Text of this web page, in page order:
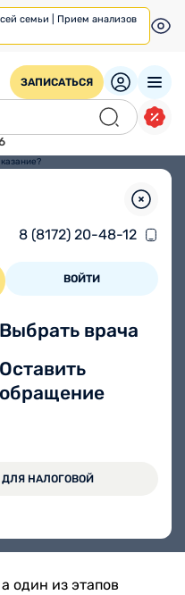
семьи | Прием анализов
ЗАПИСАТЬСЯ
8 (8172) 20-48-12
ВОЙТИ
Выбрать врача
Оставить
обращение
ДЛЯ НАЛОГОВОЙ
или
17 лет
менопаузы
хотя это
один из этапов